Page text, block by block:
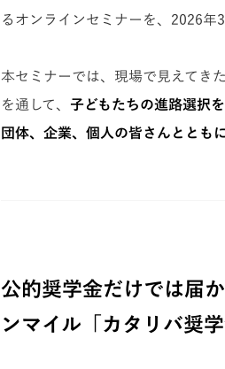
るオンラインセミナーを、2026年
本セミナーでは、現場で見えてき
を通して、 子どもたちの進路選択
団体、企業、個人の皆さんととも
公的奨学金だけでは届
ンマイル「カタリバ奨学